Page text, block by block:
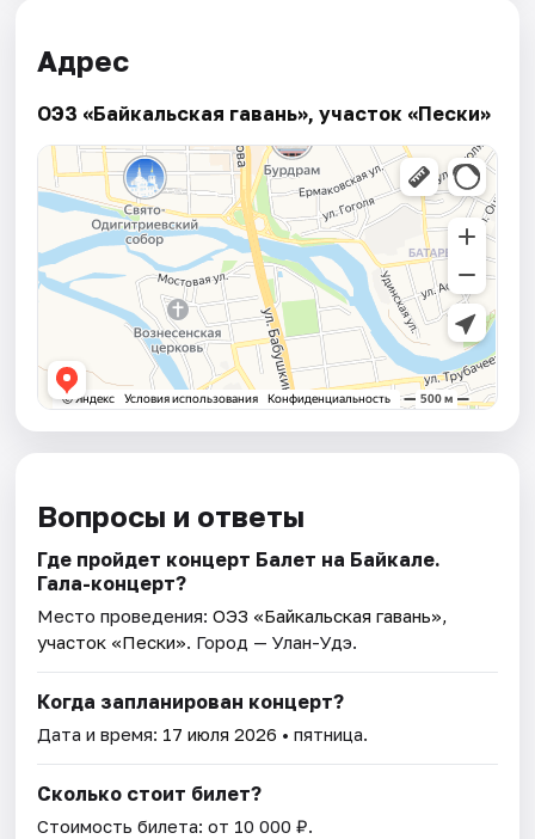
Адрес
ОЭЗ «Байкальская гавань», участок «Пески»
Вопросы и ответы
Где пройдет концерт Балет на Байкале.
Гала-концерт?
Место проведения:ОЭЗ «Байкальская гавань»,
участок «Пески». Город — Улан-Удэ.
Когда запланирован концерт?
Дата и время: 17 июля 2026 • пятница.
Сколько стоит билет?
Стоимость билета: от 10 000 ₽.